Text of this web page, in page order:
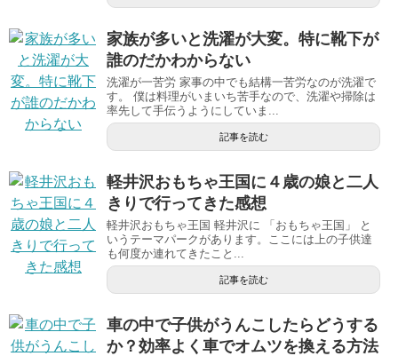
家族が多いと洗濯が大変。特に靴下が
誰のだかわからない
洗濯が一苦労 家事の中でも結構一苦労なのが洗濯で
す。 僕は料理がいまいち苦手なので、洗濯や掃除は
率先して手伝うようにしていま...
記事を読む
軽井沢おもちゃ王国に４歳の娘と二人
きりで行ってきた感想
軽井沢おもちゃ王国 軽井沢に 「おもちゃ王国」 と
いうテーマパークがあります。ここには上の子供達
も何度か連れてきたこと...
記事を読む
車の中で子供がうんこしたらどうする
か？効率よく車でオムツを換える方法